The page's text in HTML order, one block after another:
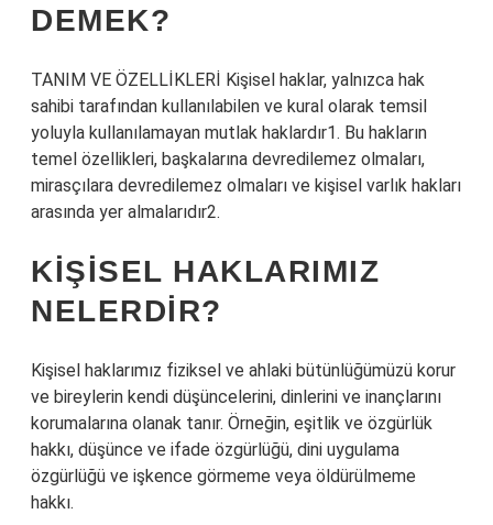
DEMEK?
TANIM VE ÖZELLİKLERİ Kişisel haklar, yalnızca hak
sahibi tarafından kullanılabilen ve kural olarak temsil
yoluyla kullanılamayan mutlak haklardır1. Bu hakların
temel özellikleri, başkalarına devredilemez olmaları,
mirasçılara devredilemez olmaları ve kişisel varlık hakları
arasında yer almalarıdır2.
KIŞISEL HAKLARIMIZ
NELERDIR?
Kişisel haklarımız fiziksel ve ahlaki bütünlüğümüzü korur
ve bireylerin kendi düşüncelerini, dinlerini ve inançlarını
korumalarına olanak tanır. Örneğin, eşitlik ve özgürlük
hakkı, düşünce ve ifade özgürlüğü, dini uygulama
özgürlüğü ve işkence görmeme veya öldürülmeme
hakkı.